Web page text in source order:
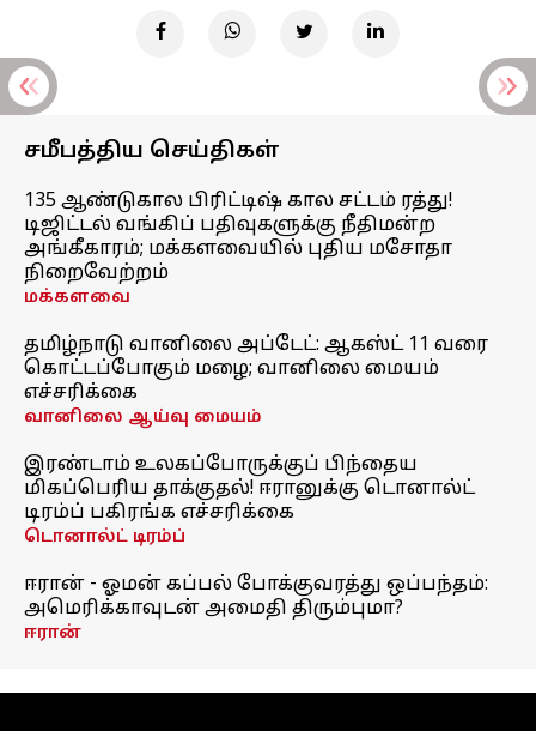
சமீபத்திய செய்திகள்
135 ஆண்டுகால பிரிட்டிஷ் கால சட்டம் ரத்து!
டிஜிட்டல் வங்கிப் பதிவுகளுக்கு நீதிமன்ற
அங்கீகாரம்; மக்களவையில் புதிய மசோதா
நிறைவேற்றம்
மக்களவை
தமிழ்நாடு வானிலை அப்டேட்: ஆகஸ்ட் 11 வரை
கொட்டப்போகும் மழை; வானிலை மையம்
எச்சரிக்கை
வானிலை ஆய்வு மையம்
இரண்டாம் உலகப்போருக்குப் பிந்தைய
மிகப்பெரிய தாக்குதல்! ஈரானுக்கு டொனால்ட்
டிரம்ப் பகிரங்க எச்சரிக்கை
டொனால்ட் டிரம்ப்
ஈரான் - ஓமன் கப்பல் போக்குவரத்து ஒப்பந்தம்:
அமெரிக்காவுடன் அமைதி திரும்புமா?
ஈரான்